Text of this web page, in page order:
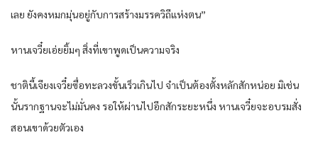
เลย ยังคงหมกมุ่นอยู่กับการสร้างมรรควิถีแห่งตน”
หานเจวี๋ยเอ่ยยิ้มๆ สิ่งที่เขาพูดเป็นความจริง
ชาตินี้เจียงเจวี๋ยซื่อทะลวงขั้นเร็วเกินไป จำเป็นต้องตั้งหลักสักหน่อย มิเช่น
นั้นรากฐานจะไม่มั่นคง รอให้ผ่านไปอีกสักระยะหนึ่ง หานเจวี๋ยจะอบรมสั่ง
สอนเขาด้วยตัวเอง